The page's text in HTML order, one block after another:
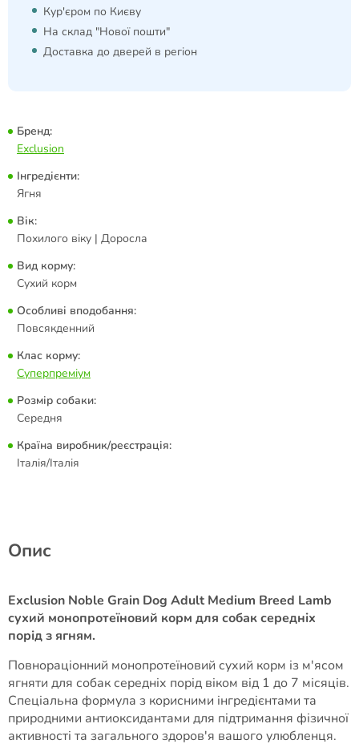
Кур'єром по Києву
На склад "Нової пошти"
Доставка до дверей в регіон
Бренд:
Exclusion
Інгредієнти:
Ягня
Вік:
Похилого віку | Доросла
Вид корму:
Сухий корм
Особливі вподобання:
Повсякденний
Клас корму:
Суперпреміум
Розмір собаки:
Середня
Країна виробник/реєстрація:
Італія/Італія
Опис
Exclusion Noble Grain Dog Adult Medium Breed Lamb
сухий монопротеїновий корм для собак середніх
порід з ягням.
Повнораціонний монопротеїновий сухий корм із м'ясом
ягняти для собак середніх порід віком від 1 до 7 місяців.
Спеціальна формула з корисними інгредієнтами та
природними антиоксидантами для підтримання фізичної
активності та загального здоров'я вашого улюбленця.